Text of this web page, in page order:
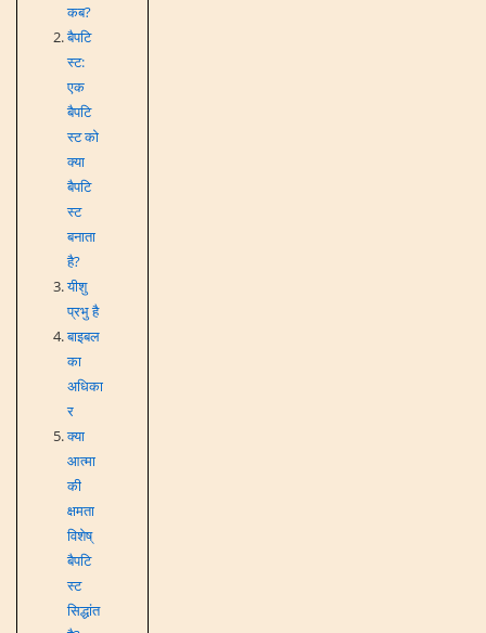
कब?
बैपटि
स्ट:
एक
बैपटि
स्ट को
क्या
बैपटि
स्ट
बनाता
है?
यीशु
प्रभु है
बाइबल
का
अधिका
र
क्या
आत्मा
की
क्षमता
विशेष्
बैपटि
स्ट
सिद्धांत